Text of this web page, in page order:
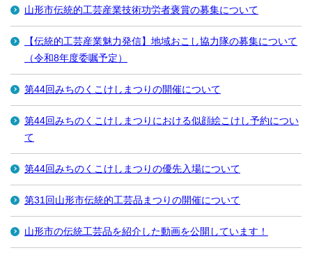
山形市伝統的工芸産業技術功労者褒賞の募集について
【伝統的工芸産業魅力発信】地域おこし協力隊の募集について
（令和8年度委嘱予定）
第44回みちのくこけしまつりの開催について
第44回みちのくこけしまつりにおける似顔絵こけし予約につい
て
第44回みちのくこけしまつりの優先入場について
第31回山形市伝統的工芸品まつりの開催について
山形市の伝統工芸品を紹介した動画を公開しています！